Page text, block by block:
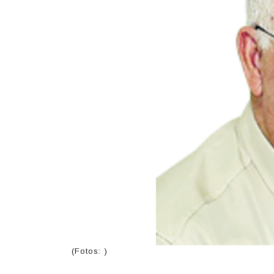
(Fotos: )